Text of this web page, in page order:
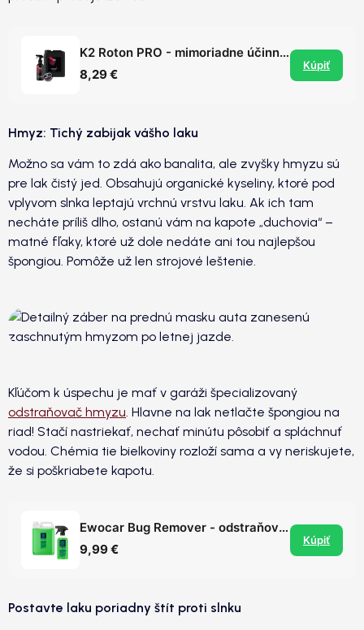
K2 Roton PRO - mimoriadne účinný čistič diskov / odstraňovač vzdušnej hrdze z laku
8,29 €
Kúpiť
Hmyz: Tichý zabijak vášho laku
Možno sa vám to zdá ako banalita, ale zvyšky hmyzu sú
pre lak čistý jed. Obsahujú organické kyseliny, ktoré pod
vplyvom slnka leptajú vrchnú vrstvu laku. Ak ich tam
necháte príliš dlho, ostanú vám na kapote „duchovia“ –
matné fľaky, ktoré už dole nedáte ani tou najlepšou
špongiou. Pomôže už len strojové leštenie.
Kľúčom k úspechu je mať v garáži špecializovaný
odstraňovač hmyzu. Hlavne na lak netlačte špongiou na
riad! Stačí nastriekať, nechať minútu pôsobiť a spláchnuť
vodou. Chémia tie bielkoviny rozloží sama a vy neriskujete,
že si poškriabete kapotu.
Ewocar Bug Remover - odstraňovač hmyzu
9,99 €
Kúpiť
Postavte laku poriadny štít proti slnku